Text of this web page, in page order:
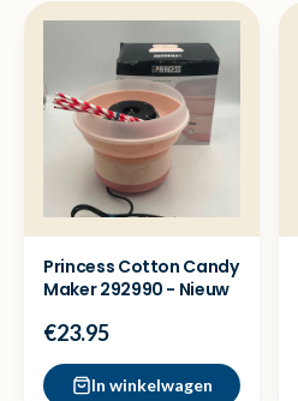
Princess Cotton Candy
Maker 292990 - Nieuw
€23.95
In winkelwagen